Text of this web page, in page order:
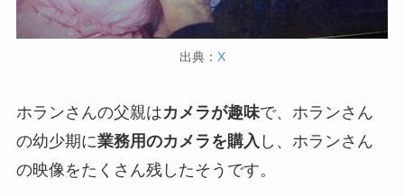
出典： X
ホランさんの父親はカメラが趣味で、ホランさん
の幼少期に業務用のカメラを購入 し、ホランさん
の映像をたくさん残したそうです。